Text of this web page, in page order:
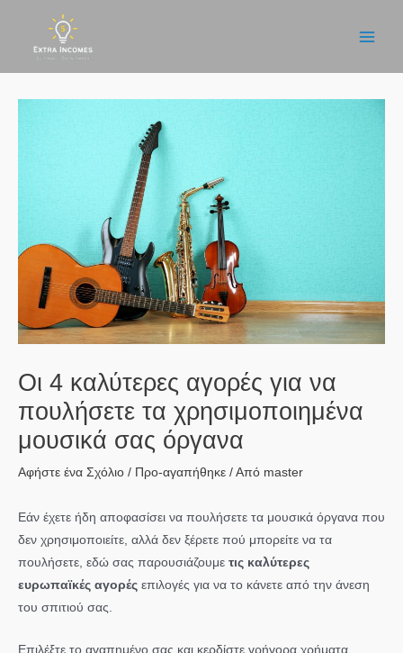
περιεχόμενο
Οι 4 καλύτερες αγορές για να
πουλήσετε τα χρησιμοποιημένα
μουσικά σας όργανα
Αφήστε ένα Σχόλιο / Προ-αγαπήθηκε / Από master
Εάν έχετε ήδη αποφασίσει να πουλήσετε τα μουσικά όργανα που
δεν χρησιμοποιείτε, αλλά δεν ξέρετε πού μπορείτε να τα
πουλήσετε, εδώ σας παρουσιάζουμε τις καλύτερες
ευρωπαϊκές αγορές επιλογές για να το κάνετε από την άνεση
του σπιτιού σας.
Επιλέξτε το αγαπημένο σας και κερδίστε γρήγορα χρήματα